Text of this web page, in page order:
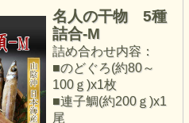
名人の干物 5種
詰合-M
詰め合わせ内容：
■のどぐろ(約80～
100ｇ)x1枚
■連子鯛(約200ｇ)x1
尾